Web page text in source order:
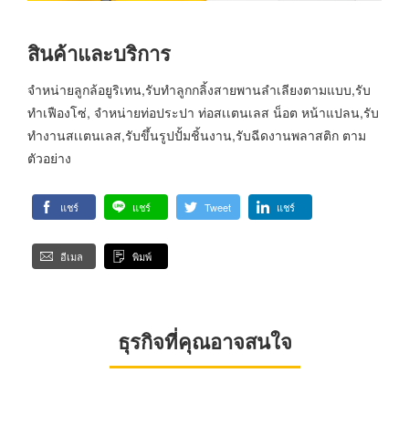
สินค้าและบริการ
จำหน่ายลูกล้อยูริเทน,รับทำลูกกลิ้งสายพานลำเลียงตามแบบ,รับ
ทำเฟืองโซ่, จำหน่ายท่อประปา ท่อสเเตนเลส น็อต หน้าแปลน,รับ
ทำงานสเเตนเลส,รับขึ้นรูปปั้มชิ้นงาน,รับฉีดงานพลาสติก ตาม
ตัวอย่าง
แชร์ แชร์ Tweet แชร์
อีเมล พิมพ์
ธุรกิจที่คุณอาจสนใจ